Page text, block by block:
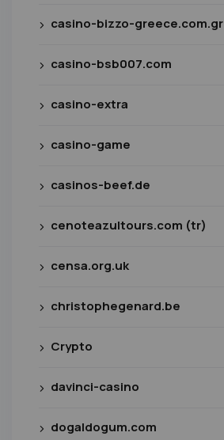
casino-bizzo-greece.com.gr
casino-bsb007.com
casino-extra
casino-game
casinos-beef.de
cenoteazultours.com (tr)
censa.org.uk
christophegenard.be
Crypto
davinci-casino
dogaldogum.com